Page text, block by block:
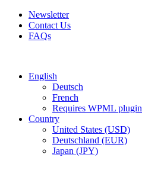
Newsletter
Contact Us
FAQs
English
Deutsch
French
Requires WPML plugin
Country
United States (USD)
Deutschland (EUR)
Japan (JPY)